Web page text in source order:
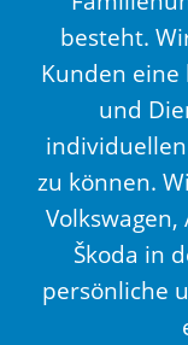
besteht.
Kunden eine
und
zu können.
Škoda in
persönliche